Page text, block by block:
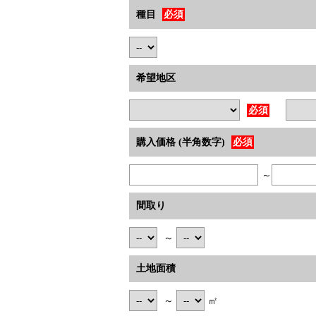
種目 必須
希望地区
必須
購入価格 (半角数字) 必須
～
間取り
～
土地面積
～ ㎡